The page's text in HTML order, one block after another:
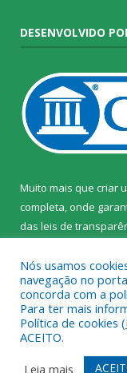
DESENVOLVIDO
Muito mais que criar
completa, onde
das leis de
Todos os direitos
Mapa do Site
Nós usamos
navegação no
concorda com a
Para ter mais
Política de cookies (
ACEITO.
Leia mais